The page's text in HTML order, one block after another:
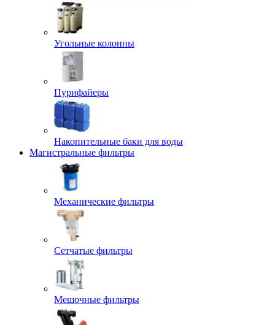
Угольные колонны
Пурифайеры
Накопительные баки для воды
Магистральные фильтры
Механические фильтры
Сетчатые фильтры
Мешочные фильтры